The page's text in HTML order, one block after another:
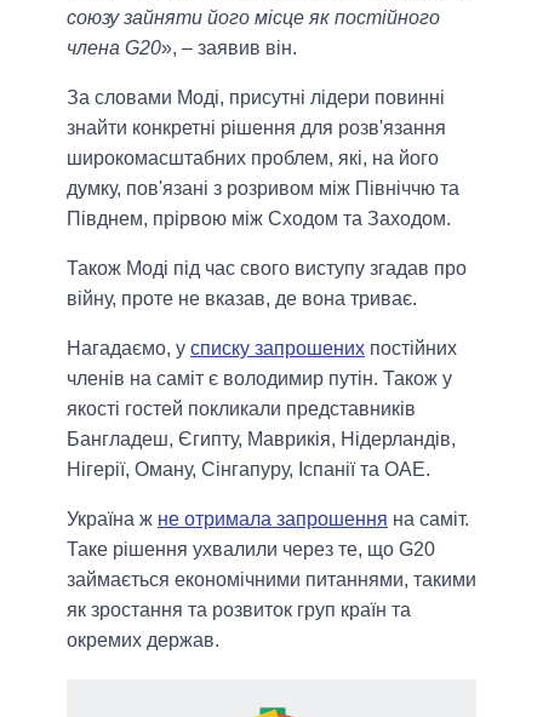
союзу зайняти його місце як постійного
члена G20», – заявив він.
За словами Моді, присутні лідери повинні
знайти конкретні рішення для розв'язання
широкомасштабних проблем, які, на його
думку, пов'язані з розривом між Північчю та
Півднем, прірвою між Сходом та Заходом.
Також Моді під час свого виступу згадав про
війну, проте не вказав, де вона триває.
Нагадаємо, у списку запрошених постійних
членів на саміт є володимир путін. Також у
якості гостей покликали представників
Бангладеш, Єгипту, Маврикія, Нідерландів,
Нігерії, Оману, Сінгапуру, Іспанії та ОАЕ.
Україна ж не отримала запрошення на саміт.
Таке рішення ухвалили через те, що G20
займається економічними питаннями, такими
як зростання та розвиток груп країн та
окремих держав.